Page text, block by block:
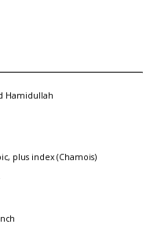
Hamidullah
plus index (Chamois)